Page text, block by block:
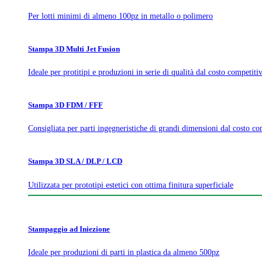
Per lotti minimi di almeno 100pz in metallo o polimero
Stampa 3D Multi Jet Fusion
Ideale per protitipi e produzioni in serie di qualità dal costo
Stampa 3D FDM / FFF
Consigliata per parti ingegneristiche di grandi dimensioni dal costo
Stampa 3D SLA / DLP / LCD
Utilizzata per prototipi estetici con ottima finitura superficiale
Stampaggio ad Iniezione
Ideale per produzioni di parti in plastica da almeno 500pz